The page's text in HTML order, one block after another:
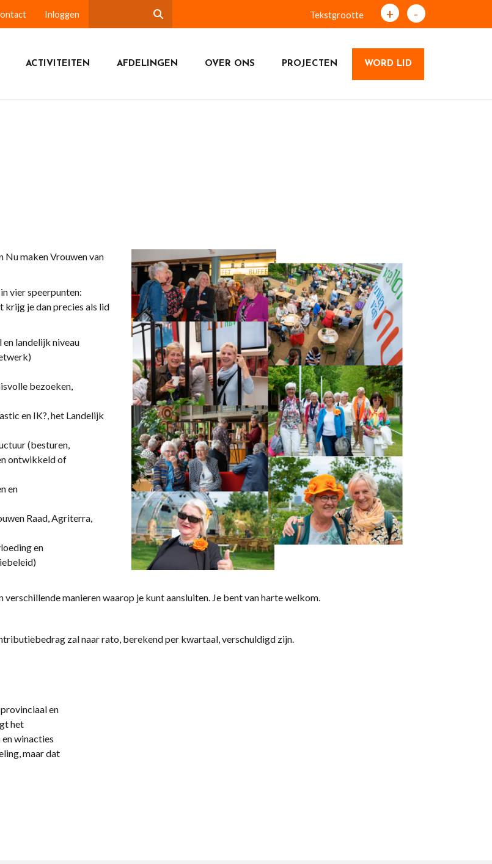
Inloggen Tekstgrootte + -
ACTIVITEITEN AFDELINGEN OVER ONS PROJECTEN WORD LID
Nu maken Vrouwen van
vier speerpunten:
krijg je dan precies als lid
landelijk niveau
bezoeken,
en IK?, het Landelijk
(besturen,
ontwikkeld of
en
Raad, Agriterra,
en
manieren waarop je kunt aansluiten. Je bent van harte welkom.
zal naar rato, berekend per kwartaal, verschuldigd zijn.
en
het
winacties
maar dat